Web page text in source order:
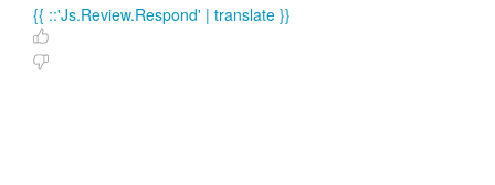
{{ ::'Js.Review.Respond' | translate }}